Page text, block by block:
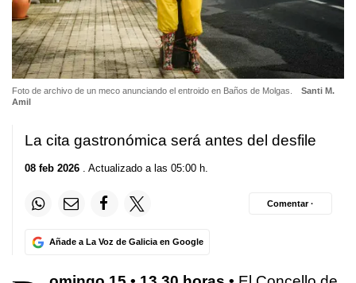
Foto de archivo de un meco anunciando el entroido en Baños de Molgas.
Santi M.
Amil
La cita gastronómica será antes del desfile
08 feb 2026 . Actualizado a las 05:00 h.
Añade a La Voz de Galicia en Google
Comentar ·